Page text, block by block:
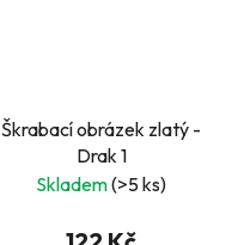
Škrabací obrázek zlatý -
Drak 1
Skladem(>5 ks)